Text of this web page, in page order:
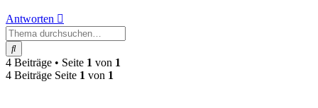
Antworten
Suche
4 Beiträge • Seite 1 von 1
4 Beiträge Seite 1 von 1